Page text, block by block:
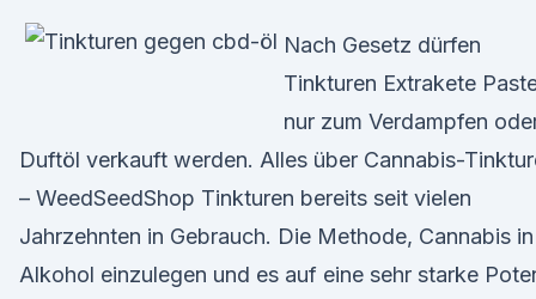
Nach Gesetz dürfen
Tinkturen Extrakete
nur zum Verdampfen
Duftöl verkauft werden. Alles über Cannabis-
– WeedSeedShop Tinkturen bereits seit vielen
Jahrzehnten in Gebrauch. Die Methode, Cannabis in
Alkohol einzulegen und es auf eine sehr starke